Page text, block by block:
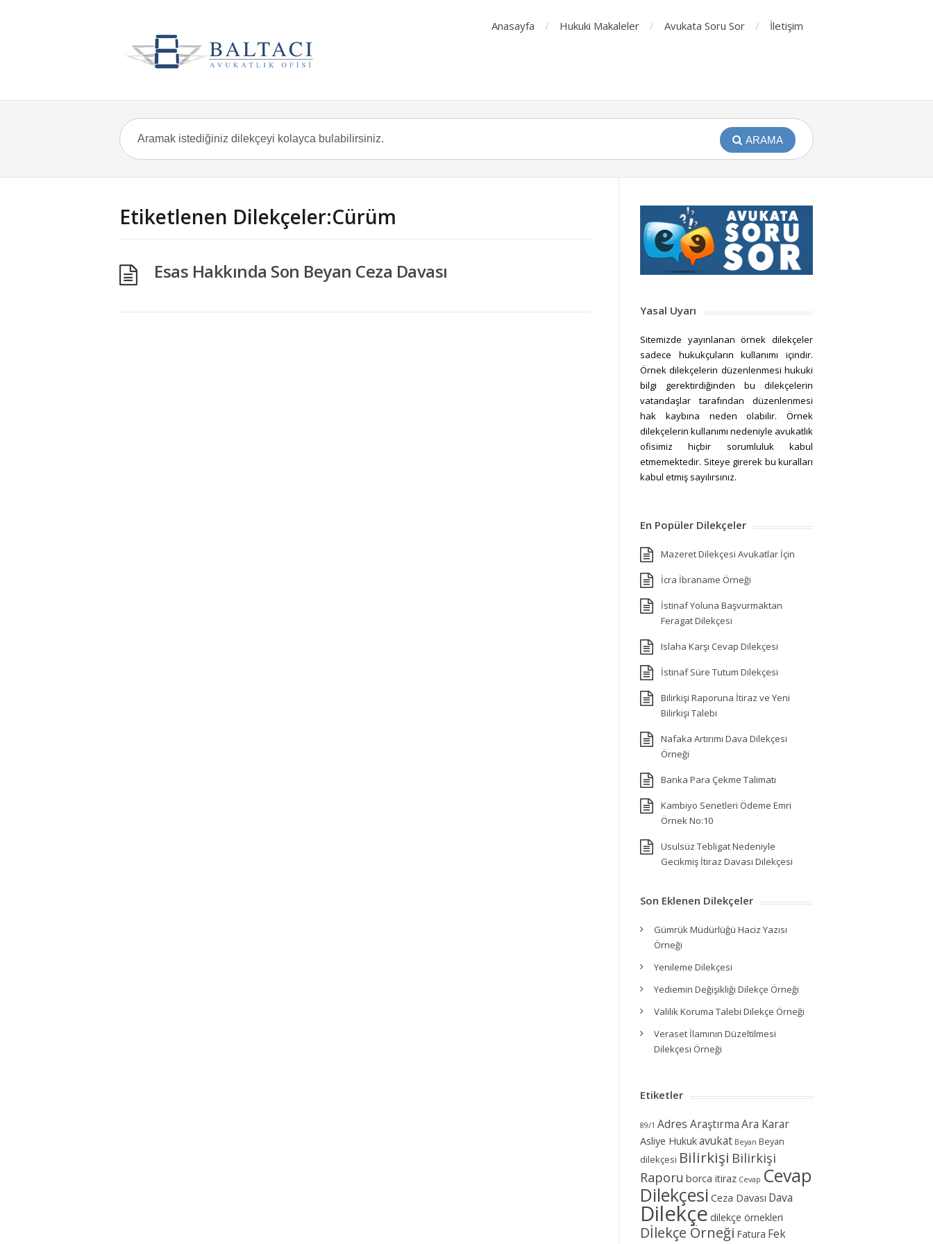
Anasayfa Hukuki Makaleler Avukata Soru Sor İletişim
ARAMA
Etiketlenen Dilekçeler:Cürüm
Esas Hakkında Son Beyan Ceza Davası
Yasal Uyarı
Sitemizde yayınlanan örnek dilekçeler
sadece hukukçuların kullanımı içindir.
Örnek dilekçelerin düzenlenmesi hukuki
bilgi gerektirdiğinden bu dilekçelerin
vatandaşlar tarafından düzenlenmesi
hak kaybına neden olabilir. Örnek
dilekçelerin kullanımı nedeniyle avukatlık
ofisimiz hiçbir sorumluluk kabul
etmemektedir. Siteye girerek bu kuralları
kabul etmiş sayılırsınız.
En Popüler Dilekçeler
Mazeret Dilekçesi Avukatlar İçin
İcra İbraname Örneği
İstinaf Yoluna Başvurmaktan
Feragat Dilekçesi
Islaha Karşı Cevap Dilekçesi
İstinaf Süre Tutum Dilekçesi
Bilirkişi Raporuna İtiraz ve Yeni
Bilirkişi Talebi
Nafaka Artırımı Dava Dilekçesi
Örneği
Banka Para Çekme Talimatı
Kambiyo Senetleri Ödeme Emri
Örnek No:10
Usulsüz Tebligat Nedeniyle
Gecikmiş İtiraz Davası Dilekçesi
Son Eklenen Dilekçeler
Gümrük Müdürlüğü Haciz Yazısı
Örneği
Yenileme Dilekçesi
Yediemin Değişikliği Dilekçe Örneği
Valilik Koruma Talebi Dilekçe Örneği
Veraset İlamının Düzeltilmesi
Dilekçesi Örneği
Etiketler
89/1 Adres AraştırmaAra Karar
Asliye Hukukavukat Beyan Beyan
dilekçesi Bilirkişi Bilirkişi
Raporu borca itiraz Cevap Cevap
Dilekçesi Ceza Davası Dava
Dilekçe dilekçe örnekleri
Dİlekçe Örneği Fatura Fek